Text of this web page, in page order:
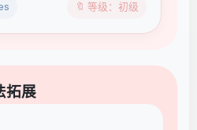
🔖 等级：初级
拓展